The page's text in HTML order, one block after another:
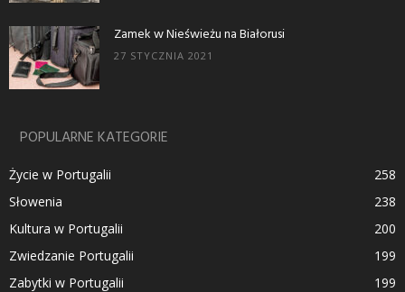
Zamek w Nieświeżu na Białorusi
27 STYCZNIA 2021
POPULARNE KATEGORIE
Życie w Portugalii
258
Słowenia
238
Kultura w Portugalii
200
Zwiedzanie Portugalii
199
Zabytki w Portugalii
199